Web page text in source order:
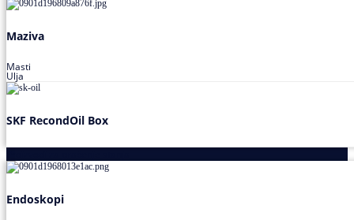
Maziva
Masti
Ulja
SKF RecondOil Box
Endoskopi